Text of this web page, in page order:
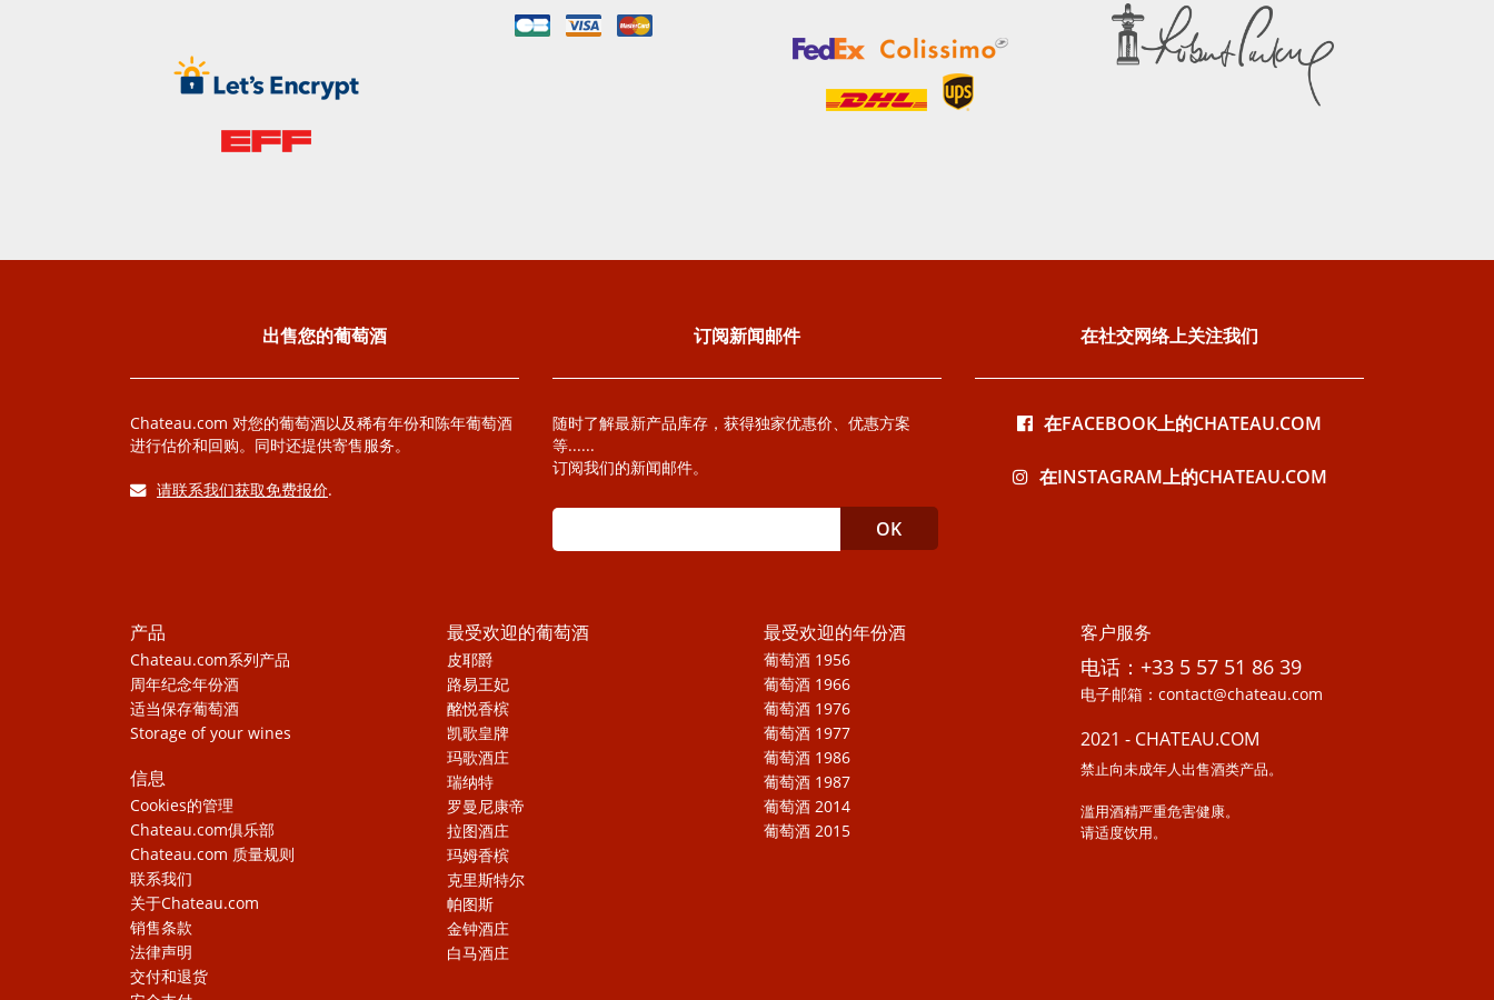
出售您的葡萄酒
Chateau.com 对您的葡萄酒以及稀有年份和陈年葡萄酒
进行估价和回购。同时还提供寄售服务。
请联系我们获取免费报价.
订阅新闻邮件
随时了解最新产品库存，获得独家优惠价、优惠方案
等......
订阅我们的新闻邮件。
在社交网络上关注我们
在FACEBOOK上的CHATEAU.COM
在INSTAGRAM上的CHATEAU.COM
产品
Chateau.com系列产品
周年纪念年份酒
适当保存葡萄酒
Storage of your wines
信息
Cookies的管理
Chateau.com俱乐部
Chateau.com 质量规则
联系我们
关于Chateau.com
销售条款
法律声明
交付和退货
最受欢迎的葡萄酒
皮耶爵
路易王妃
酩悦香槟
凯歌皇牌
玛歌酒庄
瑞纳特
罗曼尼康帝
拉图酒庄
玛姆香槟
克里斯特尔
帕图斯
金钟酒庄
白马酒庄
最受欢迎的年份酒
葡萄酒 1956
葡萄酒 1966
葡萄酒 1976
葡萄酒 1977
葡萄酒 1986
葡萄酒 1987
葡萄酒 2014
葡萄酒 2015
客户服务
电话：+33 5 57 51 86 39
电子邮箱：contact@chateau.com
2021 - CHATEAU.COM
禁止向未成年人出售酒类产品。
滥用酒精严重危害健康。
请适度饮用。